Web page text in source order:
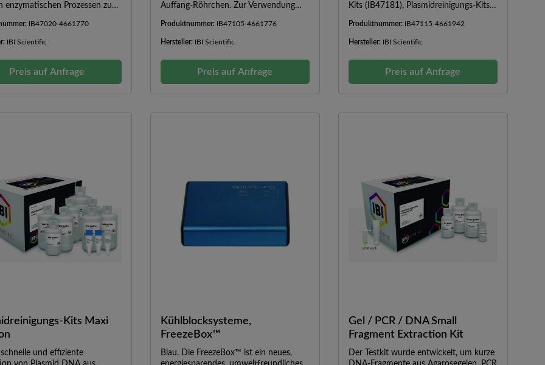
enzymatischen Prozessen zu
wird gelöst, die Enzyme
und die DNA-Fragmente
Zur Entfernung von
werden Waschpuffer
und ein salzarmer
zur Gewinnung der
liegt bei 90 -
Testkit für zwei
mg Agarosegel / bis zu 100 µl
µg
Fragmentgröße:10
Ausbeute:80-90% für Gel-
/ 90-95% für PCR-
IB47020-4661770
IBI Scientific
Preis auf Anfrage
Auffang-Röhrchen. Zur Verwendung
Plasmidreinigungs-Kits (IB47170,
IB47171, IB47172), Gel / PCR / DNA
IB47020, IB47030), Plasmidreinigungs-
Kits High-Speed MINI (IB47101,
IB47102) oder vergleichbaren
Produkten anderer Hersteller, die eine
Elutionsmethode verwenden. Es
Fragment Extraction Kit //
Plasmidreinigungs-KitProbengröße:300
mg Agarosegel / 100 µl PCR Produkt //
1 - 4 ml
BakterienkulturBindekapazität:Bis zu 10
µg // Bis zu 30 µgElutionsvolumen:20 -
50 µl // 50 - 100 µl
Produktnummer: IB47105-4661776
Hersteller: IBI Scientific
Preis auf Anfrage
Kits (IB47181), Plasmidreinigungs-Kits
Plasmidreinigungs-Kits Maxi Fast Ion
(IB47122), Plasmidreinigungs-Kits Maxi
vergleichbaren Produkten anderer
Hersteller, die eine Bindungs-, Wasch-
und Elutionsmethode verwenden. Es
müssen jedoch die in den
Probengröße und Elutionsvolumen für
CopyAusbeute:bis zu 250 µg // bis zu
500 µgElutionsvolumen:8 ml // 12
mlDauer:120 Min. // 150 Min.
Produktnummer: IB47115-4661942
Hersteller: IBI Scientific
Preis auf Anfrage
Kits Maxi
und effiziente
Kühlblocksysteme,
FreezeBox™
Blau. Die FreezeBox™ ist ein neues,
Gel / PCR / DNA Small
Fragment Extraction Kit
Der Testkit wurde entwickelt, um kurze